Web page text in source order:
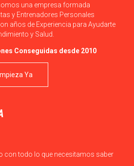
una empresa formada
y Entrenadores Personales
años de Experiencia para Ayudarte
y Salud.
Conseguidas desde 2010
Ya
con todo lo que necesitamos saber